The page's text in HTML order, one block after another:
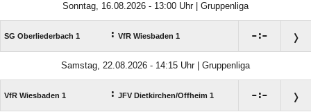
Sonntag, 16.08.2026 - 13:00 Uhr | Gruppenliga
SG Oberliederbach 1 : VfR Wiesbaden 1 :
Samstag, 22.08.2026 - 14:15 Uhr | Gruppenliga
VfR Wiesbaden 1 : JFV Dietkirchen/​Offheim 1 :